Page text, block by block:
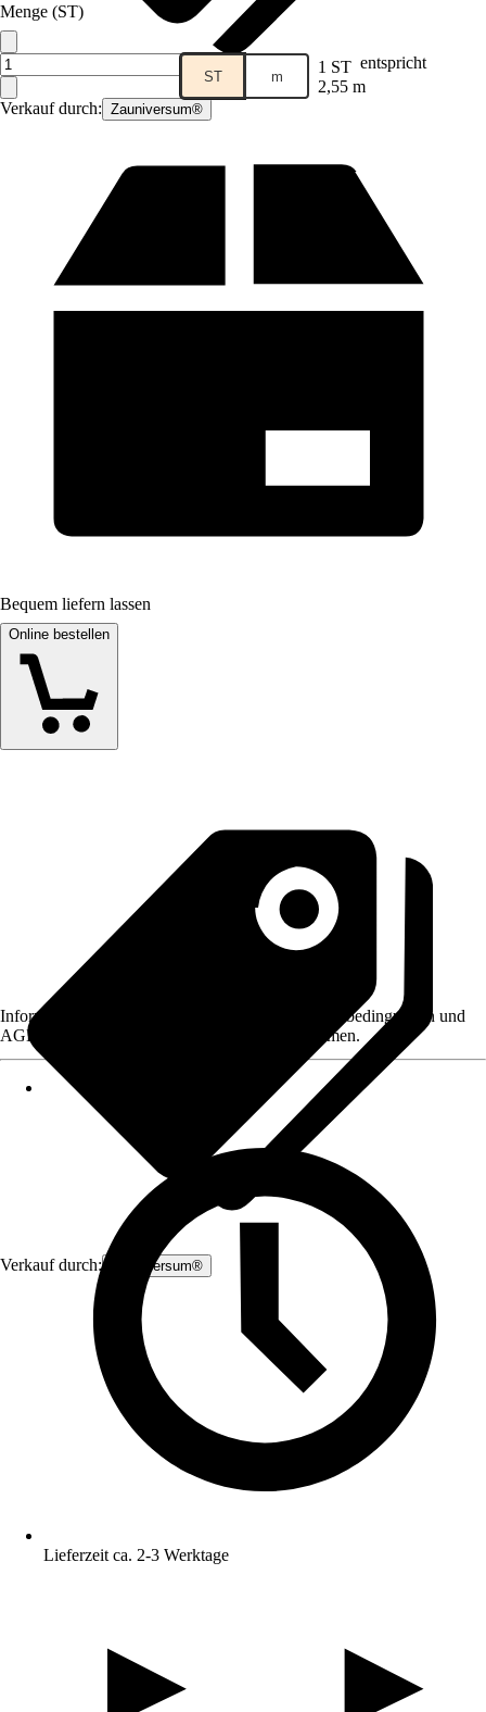
Verkauf durch: Zauniversum®
Menge (ST)
ST m 1 ST entspricht
2,55 m
Bequem liefern lassen
Online bestellen
Verkauf durch: Zauniversum®
Informationen des Verkäufers, wie z. B. Rückgabebedingungen und
AGB, finden Sie bei Klick auf den Verkäufernamen.
Lieferzeit ca. 2-3 Werktage